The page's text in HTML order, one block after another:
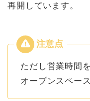
再開しています。
ただし営業時間
オープンスペー